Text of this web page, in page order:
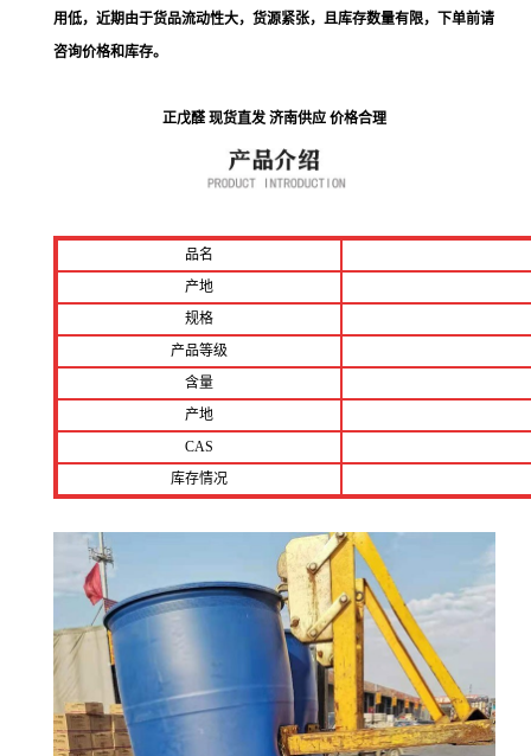
用低， 近期由于货品流动性大，货源紧张，且库存数量有限，下单前请
咨询价格和库存。
正戊醛 现货直发 济南供应 价格合理
品名
产地
规格
产品等级
含量
产地
CAS
库存情况